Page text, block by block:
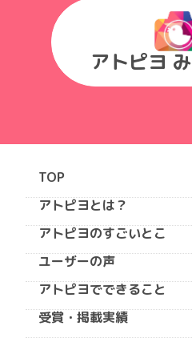
アトピヨ
TOP
アトピヨとは？
アトピヨのすごいとこ
ユーザーの声
アトピヨでできること
受賞・掲載実績